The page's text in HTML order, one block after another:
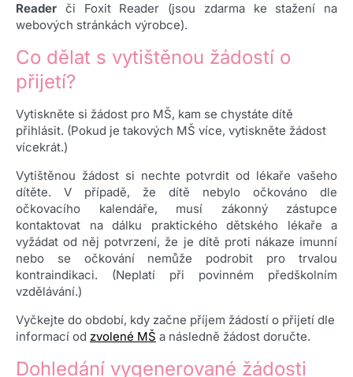
Reader či Foxit Reader (jsou zdarma ke stažení na
webových stránkách výrobce).
Co dělat s vytištěnou žádostí o
přijetí?
Vytiskněte si žádost pro MŠ, kam se chystáte dítě
přihlásit. (Pokud je takových MŠ více, vytiskněte žádost
vícekrát.)
Vytištěnou žádost si nechte potvrdit od lékaře vašeho
dítěte. V případě, že dítě nebylo očkováno dle
očkovacího kalendáře, musí zákonný zástupce
kontaktovat na dálku praktického dětského lékaře a
vyžádat od něj potvrzení, že je dítě proti nákaze imunní
nebo se očkování nemůže podrobit pro trvalou
kontraindikaci. (Neplatí při povinném předškolním
vzdělávání.)
Vyčkejte do období, kdy začne příjem žádostí o přijetí dle
informací od zvolené MŠ a následně žádost doručte.
Dohledání vygenerované žádosti